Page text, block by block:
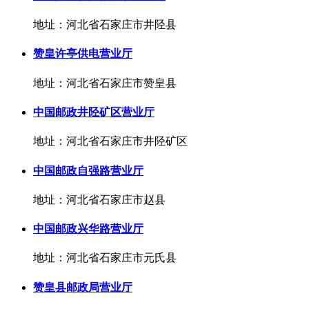
地址：河北省石家庄市井陉县
赞皇许亭供电营业厅
地址：河北省石家庄市赞皇县
中国邮政井陉矿区营业厅
地址：河北省石家庄市井陉矿区
中国邮政自强路营业厅
地址：河北省石家庄市赵县
中国邮政兴华路营业厅
地址：河北省石家庄市元氏县
赞皇县邮政局营业厅